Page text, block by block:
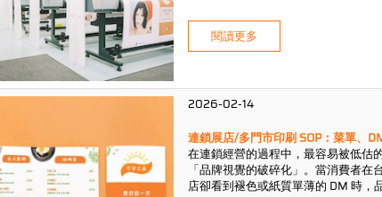
閱讀更多
2026-02-14
連鎖展店/多門市印刷 SOP：菜單、
在連鎖經營的過程中，最容易被低估
「品牌視覺的破碎化」。當消費者
店卻看到褪色或紙質單薄的 DM 時，